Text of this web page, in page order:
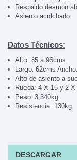
Respaldo
Asiento acolchado.
Datos Técnicos:
Alto: 85 a 96cms.
Largo: 62cms
Alto de asiento a
Rueda: 4 X 15 y 2 X
Peso: 3,340kg.
Resistencia: 130kg.
DESCARGAR